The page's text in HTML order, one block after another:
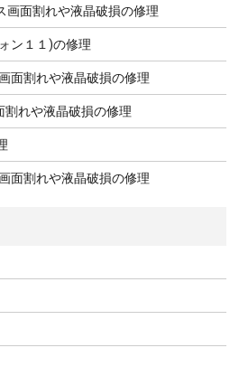
画面割れや液晶破損の修理
ン１１)の修理
面割れや液晶破損の修理
割れや液晶破損の修理
面割れや液晶破損の修理